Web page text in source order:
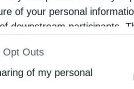
of your personal
downstream participants.
that may further
Opt Outs
of my personal
Θεσσαλιώτιδος
του εκ Καππούας. Ο